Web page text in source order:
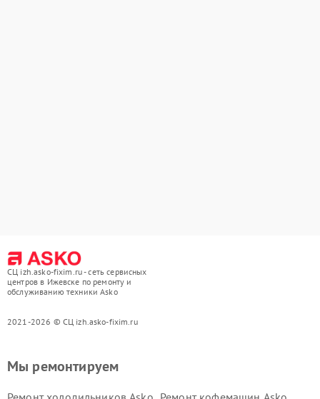
СЦ izh.asko-fixim.ru - сеть сервисных
центров в Ижевске по ремонту и
обслуживанию техники Asko
2021-2026 © СЦ izh.asko-fixim.ru
Мы ремонтируем